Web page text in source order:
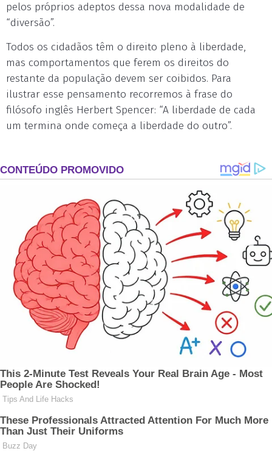
pelos próprios adeptos dessa nova modalidade de
“diversão”.
Todos os cidadãos têm o direito pleno à liberdade,
mas comportamentos que ferem os direitos do
restante da população devem ser coibidos. Para
ilustrar esse pensamento recorremos à frase do
filósofo inglês Herbert Spencer: “A liberdade de cada
um termina onde começa a liberdade do outro”.